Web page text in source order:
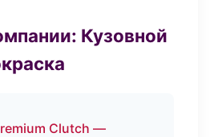
Кузовной
Clutch —